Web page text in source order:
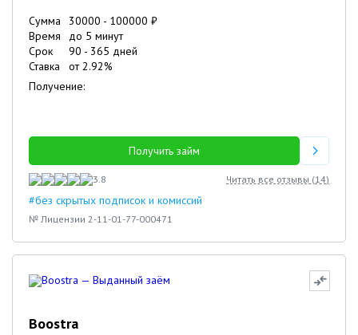
Сумма 30000 - 100000 ₽
Время
до 5 минут
Срок
90 - 365 дней
Ставка
от2.92%
Получение:
Получить займ
3.8 Читать все отзывы (14)
#без скрытых подписок и комиссий
№ Лицензии 2-11-01-77-000471
Boostra